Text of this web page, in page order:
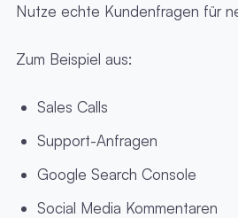
Nutze echte Kundenfragen für
Zum Beispiel aus:
Sales Calls
Support-Anfragen
Google Search Console
Social Media Kommentaren